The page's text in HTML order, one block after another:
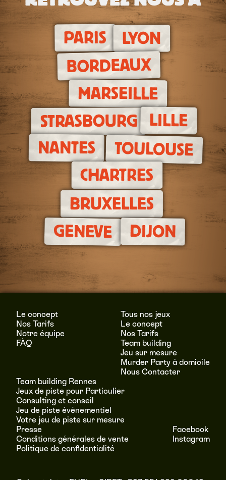
PARIS LYON
BORDEAUX
MARSEILLE
STRASBOURG LILLE
NANTES TOULOUSE
CHARTRES
BRUXELLES
GENEVE DIJON
Le concept
Nos Tarifs
Notre équipe
FÀQ
Tous nos jeux
Le concept
Nos Tarifs
Team building
Jeu sur mesure
Murder Party à domicile
Nous Contacter
Team building Rennes
Jeux de piste pour Particulier
Consulting et conseil
Jeu de piste évènementiel
Votre jeu de piste sur mesure
Presse
Conditions générales de vente
Politique de confidentialité
Facebook
Instagram